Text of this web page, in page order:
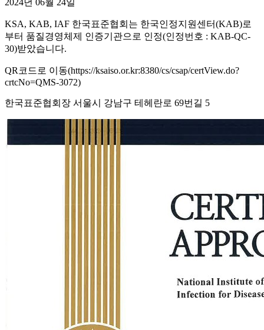
2024년 06월 24일
KSA, KAB, IAF 한국표준협회는 한국인정지원센터(KAB)로
부터 품질경영체제 인증기관으로 인정(인정번호 : KAB-QC-
30)받았습니다.
QR코드로 이동(https://ksaiso.or.kr:8380/cs/csap/certView.do?
crtcNo=QMS-3072)
한국표준협회장 서울시 강남구 테헤란로 69번길 5